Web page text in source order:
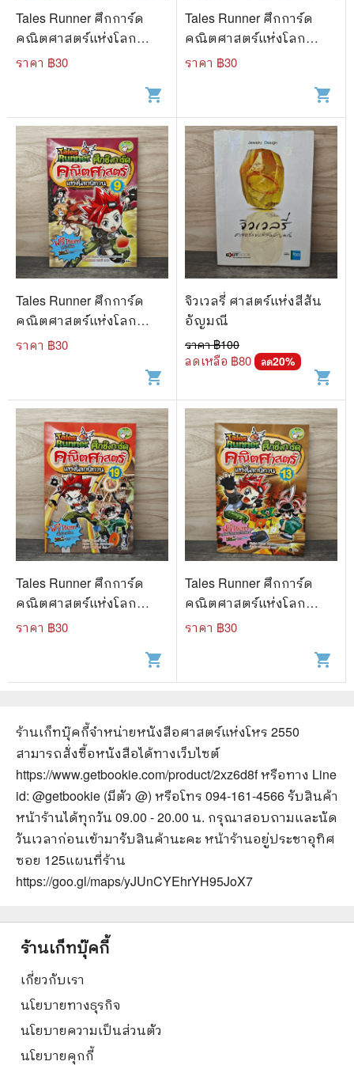
Tales Runner ศึกการ์ด
คณิตศาสตร์แห่งโลก
นิทาน 7
ราคา ฿30
shopping_cart
Tales Runner ศึกการ์ด
คณิตศาสตร์แห่งโลก
นิทาน 5
ราคา ฿30
shopping_cart
Tales Runner ศึกการ์ด
คณิตศาสตร์แห่งโลก
นิทาน 9
ราคา ฿30
shopping_cart
จิวเวลรี่ ศาสตร์แห่งสีสัน
อัญมณี
ราคา ฿100
ลดเหลือ ฿80 ลด20%
shopping_cart
Tales Runner ศึกการ์ด
คณิตศาสตร์แห่งโลก
นิทาน 19
ราคา ฿30
shopping_cart
Tales Runner ศึกการ์ด
คณิตศาสตร์แห่งโลก
นิทาน 13
ราคา ฿30
shopping_cart
ร้านเก็ทบุ๊คกี้จำหน่ายหนังสือศาสตร์แห่งโหร 2550
สามารถสั่งซื้อหนังสือได้ทางเว็บไซต์
https://www.getbookie.com/product/2xz6d8fหรือทาง Line
id: @getbookie (มีตัว @) หรือโทร 094-161-4566 รับสินค้า
หน้าร้านได้ทุกวัน 09.00 - 20.00 น. กรุณาสอบถามและนัด
วันเวลาก่อนเข้ามารับสินค้านะคะ หน้าร้านอยู่ประชาอุทิศ
ซอย 125แผนที่ร้าน
https://goo.gl/maps/yJUnCYEhrYH95JoX7
ร้านเก็ทบุ๊คกี้
เกี่ยวกับเรา
นโยบายทางธุรกิจ
นโยบายความเป็นส่วนตัว
นโยบายคุกกี้